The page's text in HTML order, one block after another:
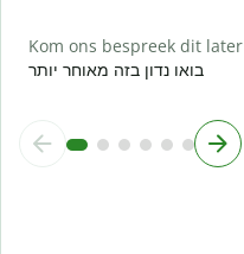
Kom ons bespreek dit later
בואו נדון בזה מאוחר יותר